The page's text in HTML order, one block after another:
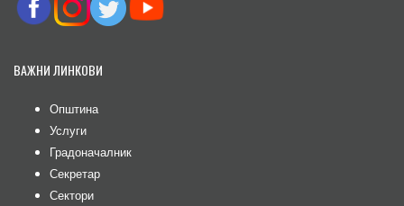
ВАЖНИ ЛИНКОВИ
Општина
Услуги
Градоначалник
Секретар
Сектори